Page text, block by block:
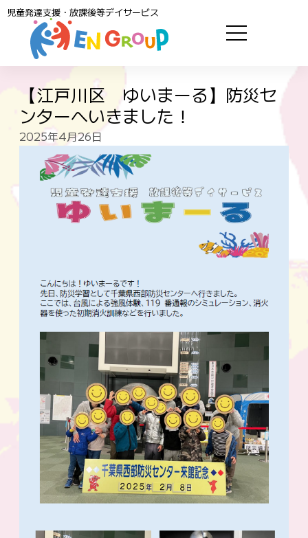
児童発達支援・放課後等デイサービス
【江戸川区 ゆいまーる】防災セ
ンターへいきました！
2025年4月26日